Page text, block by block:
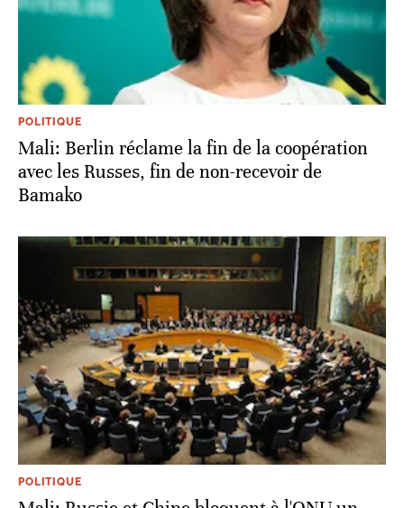
POLITIQUE
Mali: Berlin réclame la fin de la coopération
avec les Russes, fin de non-recevoir de
Bamako
POLITIQUE